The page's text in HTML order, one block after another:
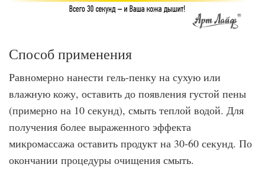
Способ применения
Равномерно нанести гель-пенку на сухую или
влажную кожу, оставить до появления густой пены
(примерно на 10 секунд), смыть теплой водой. Для
получения более выраженного эффекта
микромассажа оставить продукт на 30-60 секунд. По
окончании процедуры очищения смыть.